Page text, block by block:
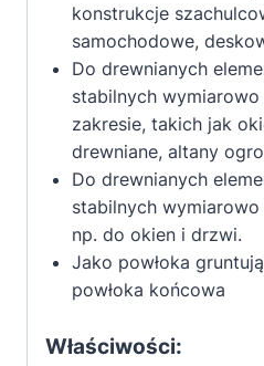
konstrukcje
samochodowe,
Do drewnianych
stabilnych
zakresie, takich jak
drewniane, altany
Do drewnianych
stabilnych
np. do okien i drzwi.
Jako powłoka
powłoka końcowa
Właściwości: